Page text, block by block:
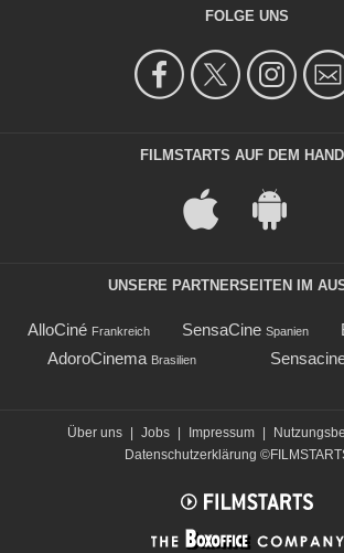
FOLGE UNS
FILMSTARTS AUF DEM
UNSERE PARTNERSEITEN IM
AlloCiné Frankreich SensaCine Spanien
AdoroCinema Brasilien
Über uns | Jobs | Impressum |
Datenschutzerklärung